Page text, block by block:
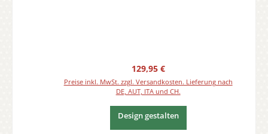
Regulärer Preis:
129,95 €
Preise inkl. MwSt. zzgl. Versandkosten. Lieferung nach
DE, AUT, ITA und CH.
Design gestalten